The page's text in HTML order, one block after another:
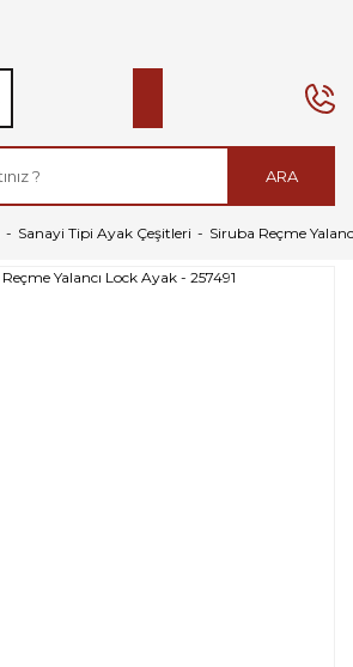
ARA
Sanayi Tipi Ayak Çeşitleri Siruba Reçme